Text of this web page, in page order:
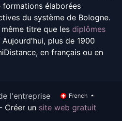
élaborées
du système de Bologne.
titre que les diplômes
plus de 1900
en français ou en
l'entreprise French
Créer un site web gratuit